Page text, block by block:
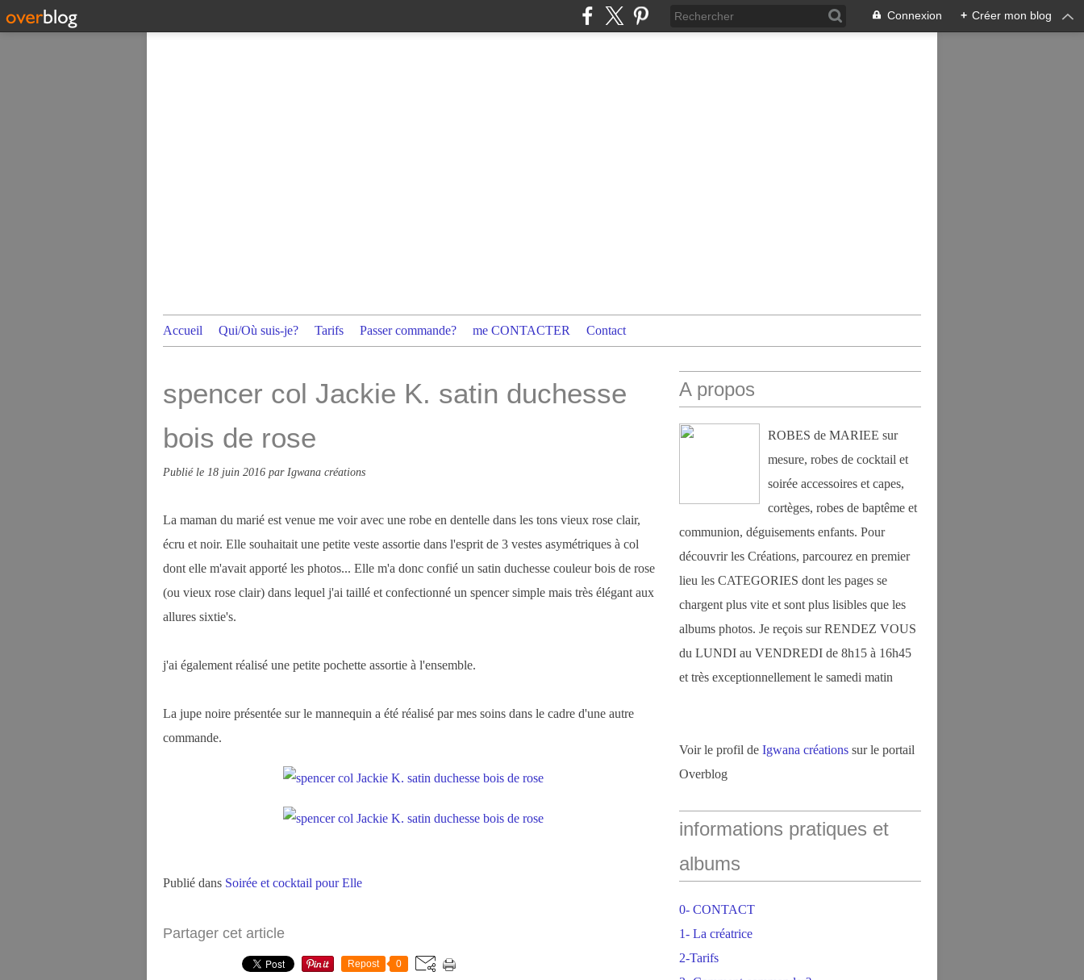
Connexion + Créer mon blog
Accueil Qui/Où suis-je? Tarifs Passer commande? me CONTACTER Contact
spencer col Jackie K. satin duchesse
bois de rose
Publié le 18 juin 2016 par Igwana créations
La maman du marié est venue me voir avec une robe en dentelle dans les tons vieux rose clair,
écru et noir. Elle souhaitait une petite veste assortie dans l'esprit de 3 vestes asymétriques à col
dont elle m'avait apporté les photos... Elle m'a donc confié un satin duchesse couleur bois de rose
(ou vieux rose clair) dans lequel j'ai taillé et confectionné un spencer simple mais très élégant aux
allures sixtie's.
j'ai également réalisé une petite pochette assortie à l'ensemble.
La jupe noire présentée sur le mannequin a été réalisé par mes soins dans le cadre d'une autre
commande.
Publié dans Soirée et cocktail pour Elle
Partager cet article
Repost 0
A propos
ROBES de MARIEE sur
mesure, robes de cocktail et
soirée accessoires et capes,
cortèges, robes de baptême et
communion, déguisements enfants. Pour
découvrir les Créations, parcourez en premier
lieu les CATEGORIES dont les pages se
chargent plus vite et sont plus lisibles que les
albums photos. Je reçois sur RENDEZ VOUS
du LUNDI au VENDREDI de 8h15 à 16h45
et très exceptionnellement le samedi matin
Voir le profil de Igwana créations sur le portail
Overblog
informations pratiques et
albums
0- CONTACT
1- La créatrice
2-Tarifs